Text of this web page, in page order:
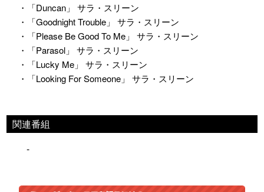
・「Duncan」 サラ・スリーン
・「Goodnight Trouble」 サラ・スリーン
・「Please Be Good To Me」 サラ・スリーン
・「Parasol」 サラ・スリーン
・「Lucky Me」 サラ・スリーン
・「Looking For Someone」 サラ・スリーン
関連番組
-